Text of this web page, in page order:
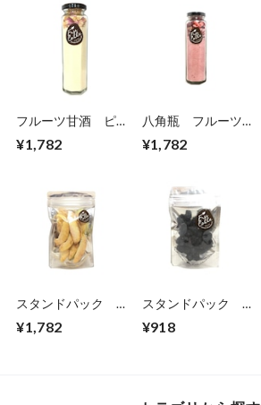
フルーツ甘酒 ピー
¥1,782
八角瓶 フルーツシ
¥1,782
スタンドパック
¥1,782
スタンドパック ミ
¥918